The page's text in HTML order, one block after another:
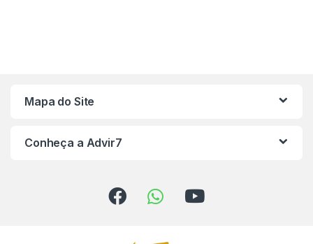
Mapa do Site
Conheça a Advir7